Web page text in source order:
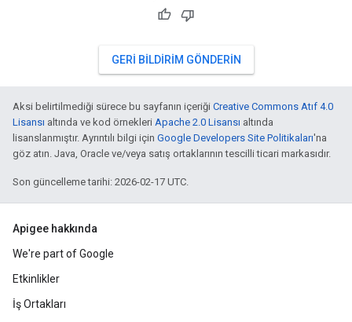
GERI BILDIRIM GÖNDERIN
Aksi belirtilmediği sürece bu sayfanın içeriği Creative Commons Atıf 4.0
Lisansı altında ve kod örnekleri Apache 2.0 Lisansı altında
lisanslanmıştır. Ayrıntılı bilgi için Google Developers Site Politikaları'na
göz atın. Java, Oracle ve/veya satış ortaklarının tescilli ticari markasıdır.
Son güncelleme tarihi: 2026-02-17 UTC.
Apigee hakkında
We're part of Google
Etkinlikler
İş Ortakları